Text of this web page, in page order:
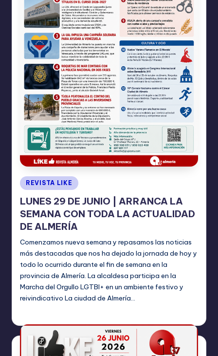
Publicado
en
REVISTA LIKE
LUNES 29 DE JUNIO | ARRANCA LA
SEMANA CON TODA LA ACTUALIDAD
DE ALMERÍA
Comenzamos nueva semana y repasamos las noticias
más destacadas que nos ha dejado la jornada de hoy y
todo lo ocurrido durante el fin de semana en la
provincia de Almería. La alcaldesa participa en la
Marcha del Orgullo LGTBI+ en un ambiente festivo y
reivindicativo La ciudad de Almería…